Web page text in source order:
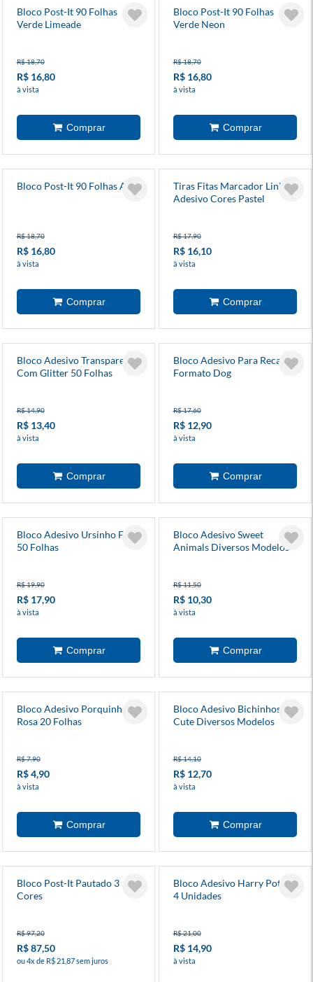
Bloco Post-It 90 Folhas
Verde Limeade
R$ 18,70
R$ 16,80
à vista
Bloco Post-It 90 Folhas
Verde Neon
R$ 18,70
R$ 16,80
à vista
Bloco Post-It 90 Folhas Azul
R$ 18,70
R$ 16,80
à vista
Tiras Fitas Marcador Linha
Adesivo Cores Pastel
R$ 17,90
R$ 16,10
à vista
Bloco Adesivo Transparente
Com Glitter 50 Folhas
R$ 14,90
R$ 13,40
à vista
Bloco Adesivo Para Recados
Formato Dog
R$ 17,60
R$ 12,90
à vista
Bloco Adesivo Ursinho Fofo
50 Folhas
R$ 19,90
R$ 17,90
à vista
Bloco Adesivo Sweet
Animals Diversos Modelos
R$ 11,50
R$ 10,30
à vista
Bloco Adesivo Porquinho
Rosa 20 Folhas
R$ 7,90
R$ 4,90
à vista
Bloco Adesivo Bichinhos
Cute Diversos Modelos
R$ 14,10
R$ 12,70
à vista
Bloco Post-It Pautado 3
Cores
R$ 97,20
R$ 87,50
ou 4x de R$ 21,87 sem juros
Bloco Adesivo Harry Potter
4 Unidades
R$ 21,00
R$ 14,90
à vista